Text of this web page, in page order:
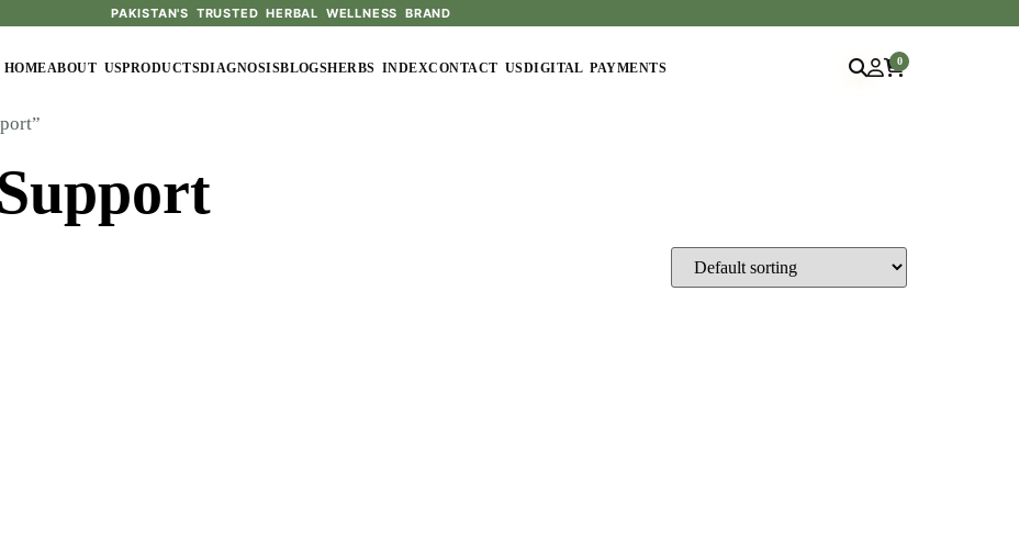
PAKISTAN'S TRUSTED HERBAL WELLNESS BRAND
HOMEABOUT USPRODUCTSDIAGNOSISBLOGSHERBS INDEXCONTACT USDIGITAL PAYMENTS
0